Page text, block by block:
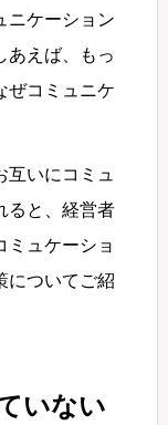
ニケーション
あえば、もっ
ぜコミュニケ
いにコミュ
ると、経営者
ミュケーショ
についてご紹
いない